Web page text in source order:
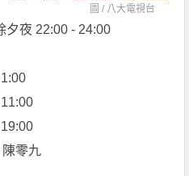
圖 / 八大電視台
夕夜 22:00 - 24:00
零九